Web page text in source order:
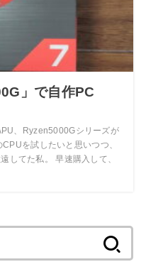
」で自作PC
、Ryzen5000Gシリーズが
を試したいと思いつつ、
してた私。 早速購入して、